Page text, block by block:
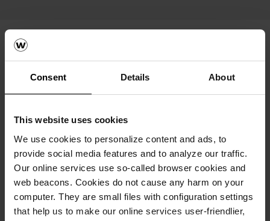
Consent Details About
This website uses cookies
We use cookies to personalize content and ads, to
provide social media features and to analyze our traffic.
Our online services use so-called browser cookies and
web beacons. Cookies do not cause any harm on your
computer. They are small files with configuration settings
that help us to make our online services user-friendlier,
Krovni sistemi
Kalkulatori za izračun krova